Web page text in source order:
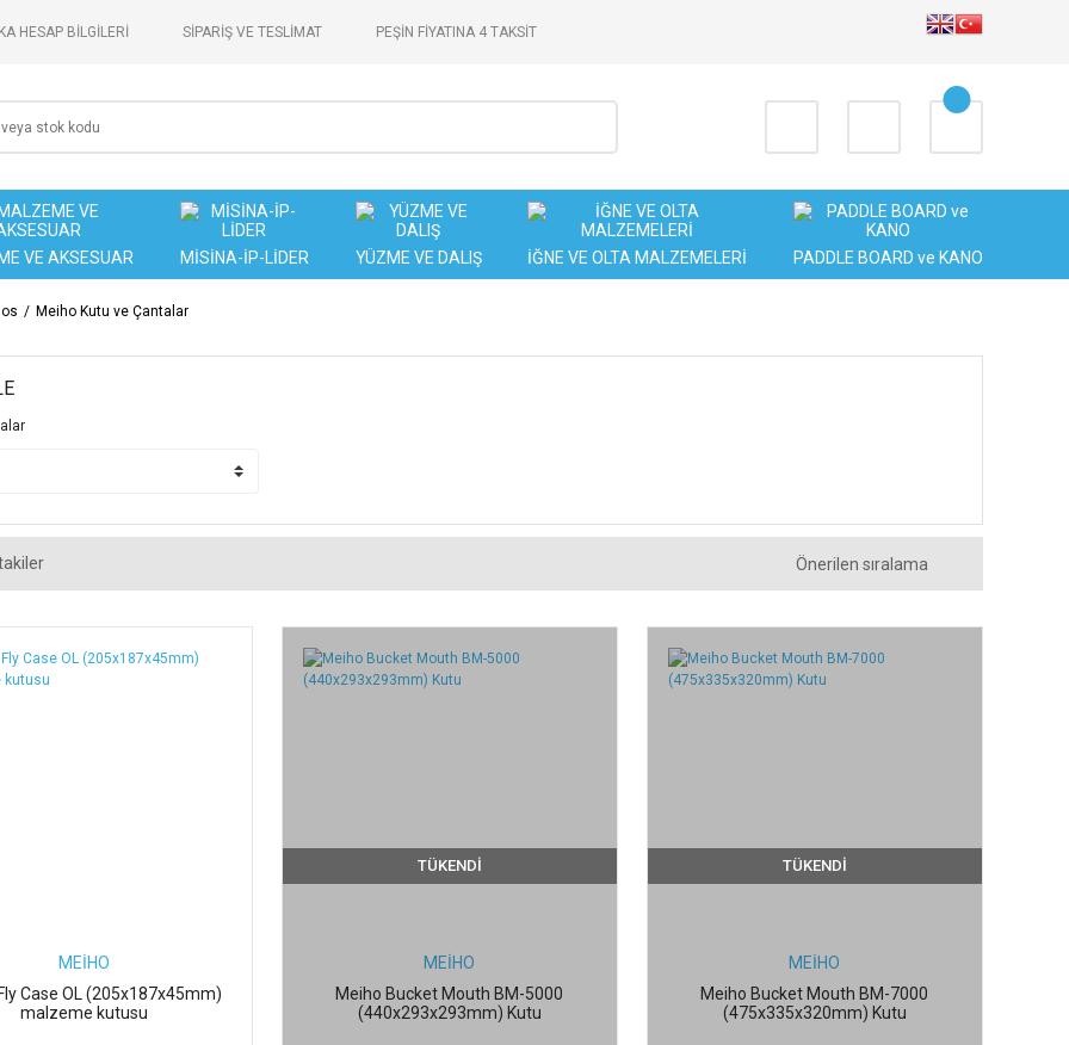
HESAP BİLGİLERİ SİPARİŞ VE TESLİMAT PEŞİN FİYATINA 4 TAKSİT
VE AKSESUAR MİSİNA-İP-LİDER YÜZME VE DALIŞ İĞNE VE OLTA MALZEMELERİ PADDLE BOARD ve KANO
Meiho Kutu ve Çantalar
MEİHO
Case OL (205x187x45mm)
malzeme kutusu
TÜKENDİ
MEİHO
Meiho Bucket Mouth BM-5000
(440x293x293mm) Kutu
TÜKENDİ
MEİHO
Meiho Bucket Mouth BM-7000
(475x335x320mm) Kutu